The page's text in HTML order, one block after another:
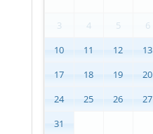
3
4 5 6
10
11 12 13
17
18 19 20
24
25 26 27
31